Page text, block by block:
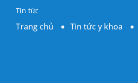
Tin tức
Trang chủ Tin tức y khoa